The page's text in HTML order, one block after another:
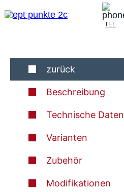
TEL
zurück
Beschreibung
Technische Daten
Varianten
Zubehör
Modifikationen